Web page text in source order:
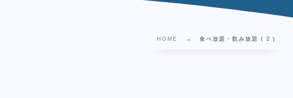
HOME 食べ放題・飲み放題 ( 2 )